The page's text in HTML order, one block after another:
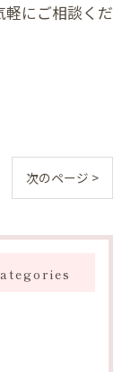
にご相談くだ
次のページ >